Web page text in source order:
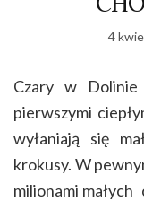
4
Czary w Dolinie
pierwszymi
wyłaniają się
krokusy. W
milionami